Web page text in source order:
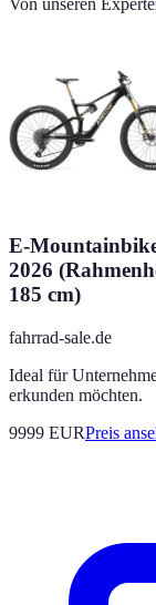
E-
2026
185 cm)
fahrrad-sale.de
Ideal für
erkunden möchten.
9999 EURPreis